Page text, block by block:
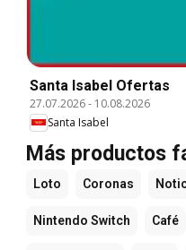
Santa Isabel Ofertas
27.07.2026- 10.08.2026
Santa Isabel
Más productos
Loto Coronas
Nintendo Switch Café